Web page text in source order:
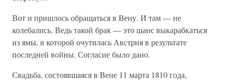
Вот и пришлось обращаться в Вену. И там — не
колебались. Ведь такой брак — это шанс выкарабкаться
из ямы, в которой очутилась Австрия в результате
последней войны. Согласие было дано.
Свадьба, состоявшаяся в Вене 11 марта 1810 года,